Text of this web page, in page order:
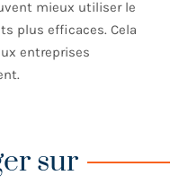
mieux utiliser le
plus efficaces. Cela
entreprises
sur